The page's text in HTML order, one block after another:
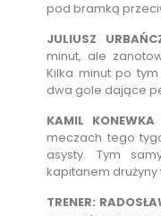
pod bramką
JULIUSZ
minut, ale
Kilka minut po
dwa gole dające
KAMIL
meczach tego
asysty. Tym
kapitanem drużyny
TRENER: